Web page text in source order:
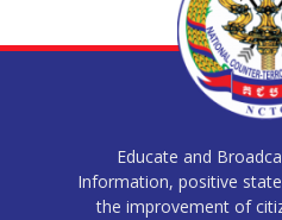
Educate and
Information, positive
the improvement of